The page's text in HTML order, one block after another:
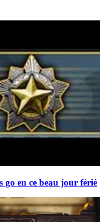
go en ce beau jour férié